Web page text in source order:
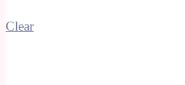
Clear